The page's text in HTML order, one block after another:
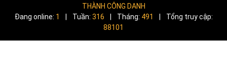
THÀNH CÔNG DANH
Đang online: 1 Tuần: 316 Tháng: 491
Tổng truy cập:
88101